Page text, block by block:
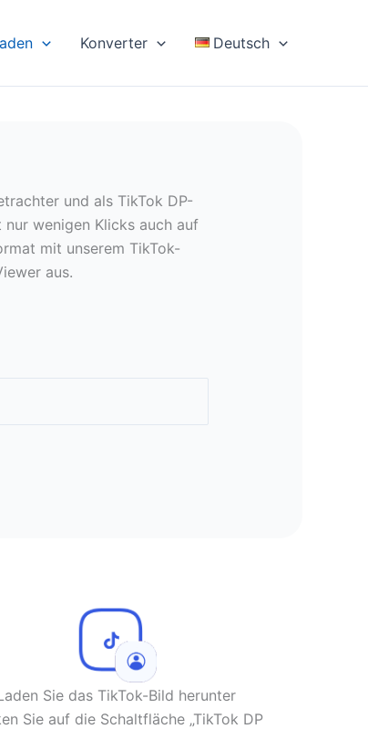
Konverter Deutsch
und als TikTok DP-
wenigen Klicks auch auf
mit unserem TikTok-
aus.
Sie das TikTok-Bild herunter
Sie auf die Schaltfläche „TikTok DP